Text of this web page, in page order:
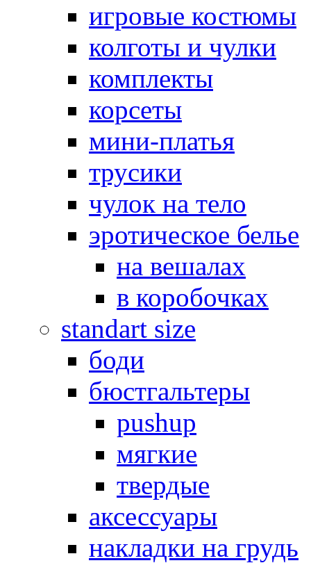
игровые костюмы
колготы и чулки
комплекты
корсеты
мини-платья
трусики
чулок на тело
эротическое белье
на вешалах
в коробочках
standart size
боди
бюстгальтеры
pushup
мягкие
твердые
аксессуары
накладки на грудь